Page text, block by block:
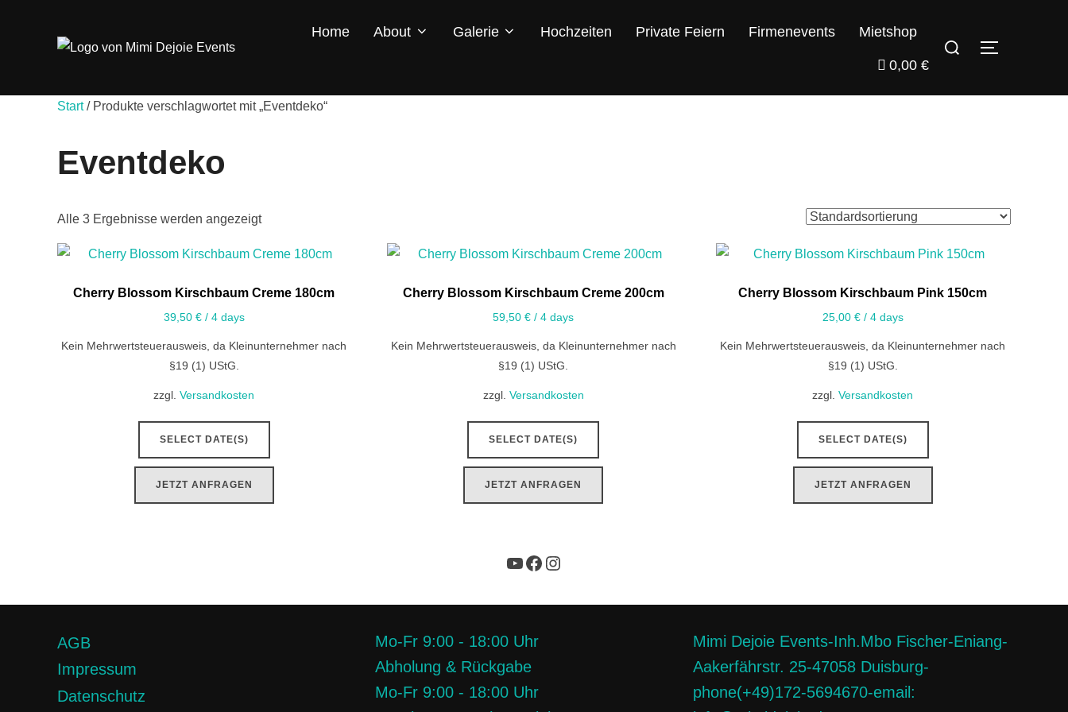
Home About Galerie Hochzeiten Private Feiern Firmenevents Mietshop
0,00 €
Start/ Produkte verschlagwortet mit „Eventdeko“
Eventdeko
Alle 3 Ergebnisse werden angezeigt
Cherry Blossom Kirschbaum Creme 180cm
39,50 €/ 4 days
Kein Mehrwertsteuerausweis, da Kleinunternehmer nach
§19 (1) UStG.
zzgl. Versandkosten
SELECT DATE(S)
JETZT ANFRAGEN
Cherry Blossom Kirschbaum Creme 200cm
59,50€ / 4 days
Kein Mehrwertsteuerausweis, da Kleinunternehmer nach
§19 (1) UStG.
zzgl. Versandkosten
SELECT DATE(S)
JETZT ANFRAGEN
Cherry Blossom Kirschbaum Pink 150cm
25,00 €/ 4 days
Kein Mehrwertsteuerausweis, da Kleinunternehmer nach
§19 (1) UStG.
zzgl.Versandkosten
SELECT DATE(S)
JETZT ANFRAGEN
AGB
Impressum
Datenschutz
Mo-Fr 9:00 - 18:00 Uhr
Abholung & Rückgabe
Mo-Fr 9:00 - 18:00 Uhr
Mimi Dejoie Events-Inh.Mbo Fischer-Eniang-
Aakerfährstr. 25-47058 Duisburg-
phone(+49)172-5694670-email: